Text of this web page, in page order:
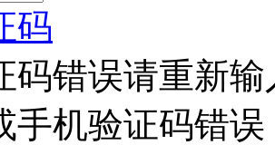
码
码错误请重新输
手机验证码错